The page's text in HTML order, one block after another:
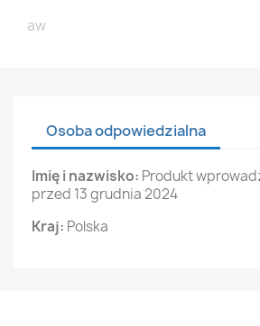
aw
Osoba odpowiedzialna
Imię i nazwisko: Produkt
przed 13 grudnia 2024
Kraj: Polska